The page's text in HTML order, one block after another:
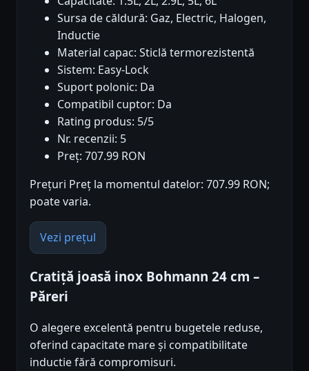
Sursa de căldură: Gaz, Electric, Halogen,
Inductie
Material capac: Sticlă termorezistentă
Sistem: Easy-Lock
Suport polonic: Da
Compatibil cuptor: Da
Rating produs: 5/5
Nr. recenzii: 5
Preț: 707.99 RON
Prețuri Preț la momentul datelor: 707.99 RON;
poate varia.
Vezi prețul
Cratiță joasă inox Bohmann 24 cm –
Păreri
O alegere excelentă pentru bugetele reduse,
oferind capacitate mare și compatibilitate
inductie fără compromisuri.